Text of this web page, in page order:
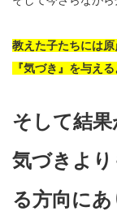
教えた子たちには原
『気づき』を与え
そして結果
気づきよ
る方向にあ